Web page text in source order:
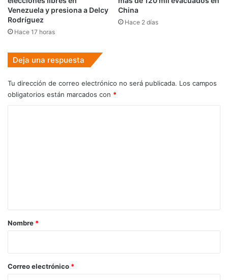
Venezuela y presiona a Delcy
Rodríguez
Hace 17 horas
China
Hace 2 días
Deja una respuesta
Tu dirección de correo electrónico no será publicada. Los campos
obligatorios están marcados con *
r
*
Nombre *
Correo electrónico *